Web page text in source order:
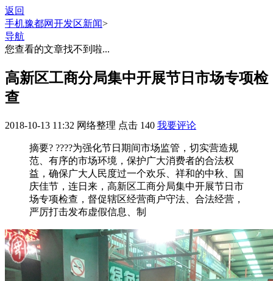
返回
手机豫都网开发区新闻>
导航
您查看的文章找不到啦...
高新区工商分局集中开展节日市场专项检
查
2018-10-13 11:32 网络整理 点击 140 我要评论
摘要? ????为强化节日期间市场监管，切实营造规
范、有序的市场环境，保护广大消费者的合法权
益，确保广大人民度过一个欢乐、祥和的中秋、国
庆佳节，连日来，高新区工商分局集中开展节日市
场专项检查，督促辖区经营商户守法、合法经营，
严厉打击发布虚假信息、制